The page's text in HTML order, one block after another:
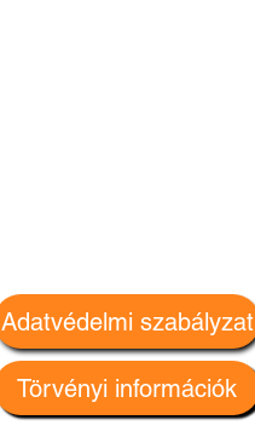
Adatvédelmi szabályzat
Törvényi információk